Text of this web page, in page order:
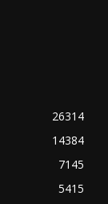
26314
14384
7145
5415